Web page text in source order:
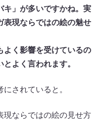
キ」が多いですかね。実
表現ならではの絵の魅せ
よく影響を受けているの
よく言われます。
されていると。
ならではの絵の見せ方